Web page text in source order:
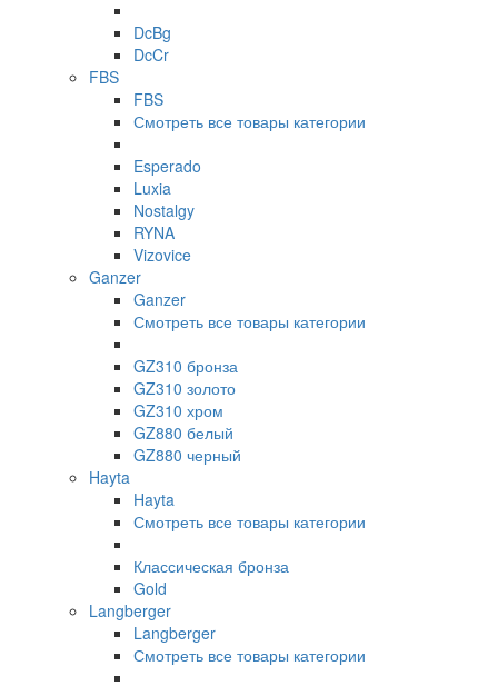
DcBg
DcCr
FBS
FBS
Смотреть все товары категории
Esperado
Luxia
Nostalgy
RYNA
Vizovice
Ganzer
Ganzer
Смотреть все товары категории
GZ310 бронза
GZ310 золото
GZ310 хром
GZ880 белый
GZ880 черный
Hayta
Hayta
Смотреть все товары категории
Классическая бронза
Gold
Langberger
Langberger
Смотреть все товары категории